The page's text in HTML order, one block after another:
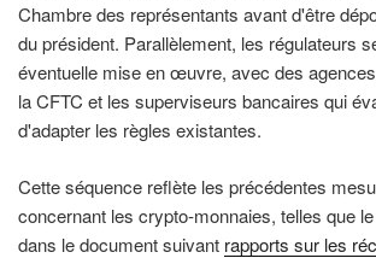
Chambre des représentants avant d'être
du président. Parallèlement, les régulateurs
éventuelle mise en œuvre, avec des
la CFTC et les superviseurs bancaires qui
d'adapter les règles existantes.
Cette séquence reflète les précédentes
concernant les crypto-monnaies, telles que
dans le document suivant rapports sur les